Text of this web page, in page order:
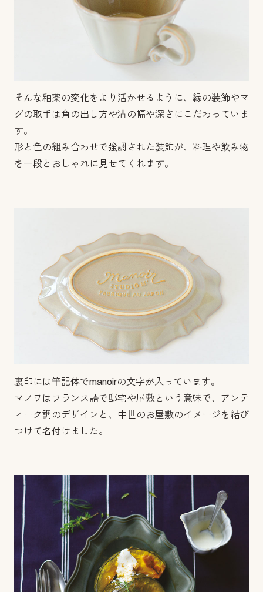
そんな釉薬の変化をより活かせるように、縁の装飾やマ
グの取手は角の出し方や溝の幅や深さにこだわっていま
す。
形と色の組み合わせで強調された装飾が、料理や飲み物
を一段とおしゃれに見せてくれます。
裏印には筆記体でmanoirの文字が入っています。
マノワはフランス語で邸宅や屋敷という意味で、アンテ
ィーク調のデザインと、中世のお屋敷のイメージを結び
つけて名付けました。